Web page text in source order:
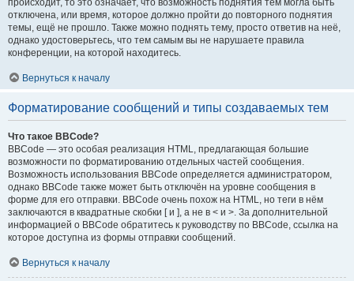
происходит, то это означает, что возможность поднятия тем могла быть
отключена, или время, которое должно пройти до повторного поднятия
темы, ещё не прошло. Также можно поднять тему, просто ответив на неё,
однако удостоверьтесь, что тем самым вы не нарушаете правила
конференции, на которой находитесь.
Вернуться к началу
Форматирование сообщений и типы создаваемых тем
Что такое BBCode?
BBCode — это особая реализация HTML, предлагающая большие
возможности по форматированию отдельных частей сообщения.
Возможность использования BBCode определяется администратором,
однако BBCode также может быть отключён на уровне сообщения в
форме для его отправки. BBCode очень похож на HTML, но теги в нём
заключаются в квадратные скобки [ и ], а не в < и >. За дополнительной
информацией о BBCode обратитесь к руководству по BBCode, ссылка на
которое доступна из формы отправки сообщений.
Вернуться к началу